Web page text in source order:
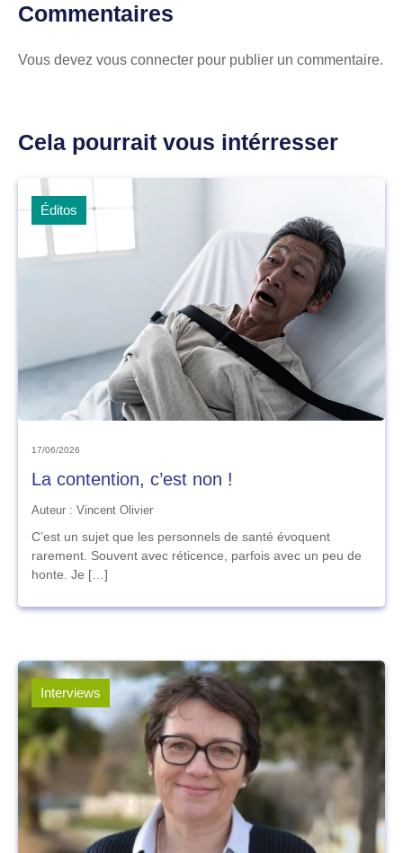
Commentaires
Vous devez vous connecter pour publier un commentaire.
Cela pourrait vous intérresser
Éditos
17/06/2026
La contention, c’est non !
Auteur : Vincent Olivier
C’est un sujet que les personnels de santé évoquent
rarement. Souvent avec réticence, parfois avec un peu de
honte. Je […]
Interviews